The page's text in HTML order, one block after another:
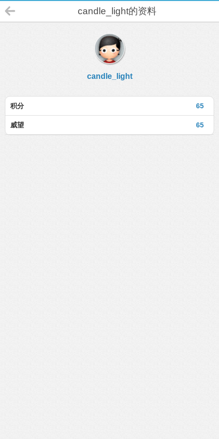
candle_light的资料
candle_light
65
积分
65
威望